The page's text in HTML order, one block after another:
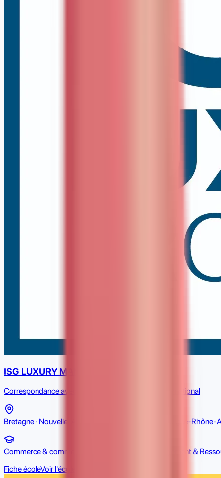
ISG LUXURY MANAGEMENT
Correspondance avec Commerce & commerce international
Bretagne · Nouvelle-Aquitaine · Île-de-France · Auvergne-Rhône-
Commerce & commerce international, Luxe, Management &
Fiche écoleVoir l'école